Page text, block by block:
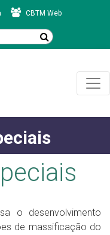
CBTM Web
o desenvolvimento
de massificação do